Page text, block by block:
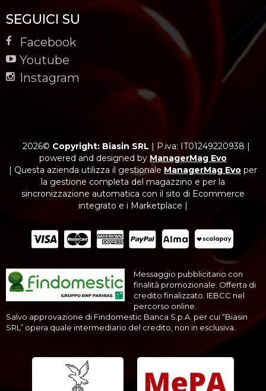
SEGUICI SU
Facebook
Youtube
Instagram
2026© Copyright: Biasin SRL | P.iva: IT01249220938 |
powered and designed by ManagerMag Evo
| Questa azienda utilizza il gestionale ManagerMag Evo per
la gestione completa del magazzino e per la
sincronizzazione automatica con il sito di Ecommerce
integrato e i Marketplace |
Messaggio pubblicitario con
finalità promozionale. Offerta di
credito finalizzato. IEBCC nel
percorso online.
Salvo approvazione di Findomestic Banca S.p.A. per cui “Biasin
SRL” opera quale intermediario del credito, non in esclusiva.